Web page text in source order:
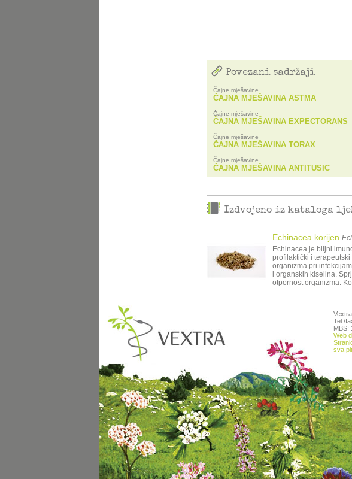
Povezani sadržaji
Čajne mješavine
ČAJNA MJEŠAVINA ASTMA
Čajne mješavine
ČAJNA MJEŠAVINA EXPECTORANS
Čajne mješavine
ČAJNA MJEŠAVINA TORAX
Čajne mješavine
ČAJNA MJEŠAVINA ANTITUSIC
Izdvojeno iz kataloga
Echinacea korijen
Echinacea je biljni
profilaktički i
organizma pri
i organskih kiselina.
otpornost organizma.
Tel./
MBS:
Web
sva